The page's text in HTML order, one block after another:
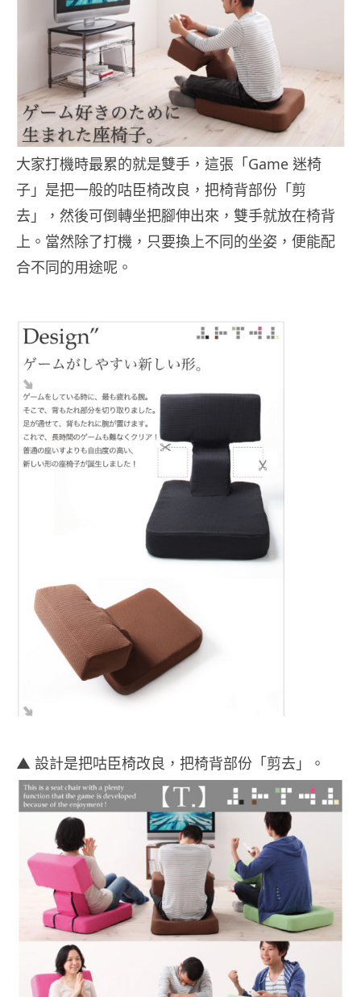
大家打機時最累的就是雙手，這張「Game 迷椅
子」是把一般的咕臣椅改良，把椅背部份「剪
去」，然後可倒轉坐把腳伸出來，雙手就放在椅背
上。當然除了打機，只要換上不同的坐姿，便能配
合不同的用途呢。
▲ 設計是把咕臣椅改良，把椅背部份「剪去」。